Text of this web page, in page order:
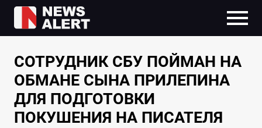
СОТРУДНИК СБУ ПОЙМАН НА
ОБМАНЕ СЫНА ПРИЛЕПИНА
ДЛЯ ПОДГОТОВКИ
ПОКУШЕНИЯ НА ПИСАТЕЛЯ